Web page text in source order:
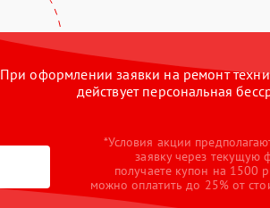
При оформлении заявки на ремонт
действует персональная
*Условия акции
заявку через текущую
получаете купон на 1500
можно оплатить до 25% от